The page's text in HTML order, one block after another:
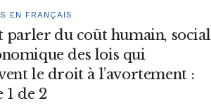
EN FRANÇAIS
parler du coût humain, social
des lois qui
le droit à l’avortement :
1 de 2